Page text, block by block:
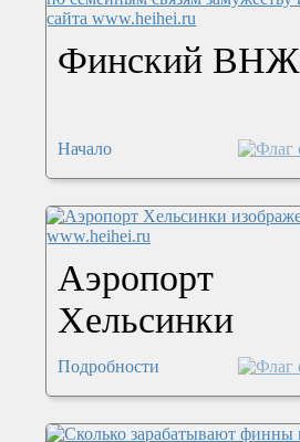
Финский ВНЖ
Начало
Аэропорт
Хельсинки
Подробности